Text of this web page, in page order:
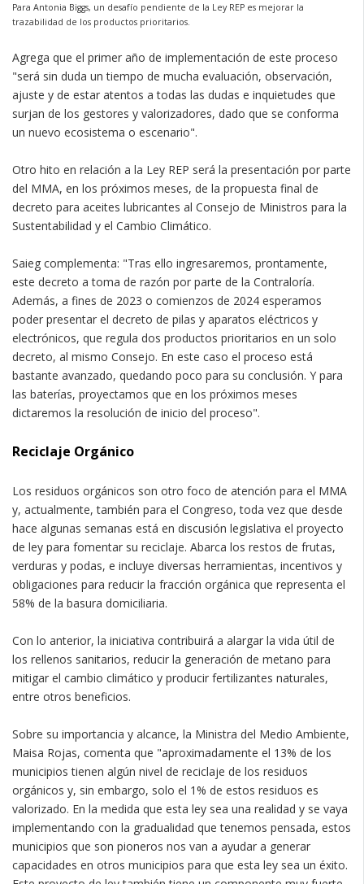
Para Antonia Biggs, un desafío pendiente de la Ley REP es mejorar la
trazabilidad de los productos prioritarios.
Agrega que el primer año de implementación de este proceso
"será sin duda un tiempo de mucha evaluación, observación,
ajuste y de estar atentos a todas las dudas e inquietudes que
surjan de los gestores y valorizadores, dado que se conforma
un nuevo ecosistema o escenario".
Otro hito en relación a la Ley REP será la presentación por parte
del MMA, en los próximos meses, de la propuesta final de
decreto para aceites lubricantes al Consejo de Ministros para la
Sustentabilidad y el Cambio Climático.
Saieg complementa: "Tras ello ingresaremos, prontamente,
este decreto a toma de razón por parte de la Contraloría.
Además, a fines de 2023 o comienzos de 2024 esperamos
poder presentar el decreto de pilas y aparatos eléctricos y
electrónicos, que regula dos productos prioritarios en un solo
decreto, al mismo Consejo. En este caso el proceso está
bastante avanzado, quedando poco para su conclusión. Y para
las baterías, proyectamos que en los próximos meses
dictaremos la resolución de inicio del proceso".
Reciclaje Orgánico
Los residuos orgánicos son otro foco de atención para el MMA
y, actualmente, también para el Congreso, toda vez que desde
hace algunas semanas está en discusión legislativa el proyecto
de ley para fomentar su reciclaje. Abarca los restos de frutas,
verduras y podas, e incluye diversas herramientas, incentivos y
obligaciones para reducir la fracción orgánica que representa el
58% de la basura domiciliaria.
Con lo anterior, la iniciativa contribuirá a alargar la vida útil de
los rellenos sanitarios, reducir la generación de metano para
mitigar el cambio climático y producir fertilizantes naturales,
entre otros beneficios.
Sobre su importancia y alcance, la Ministra del Medio Ambiente,
Maisa Rojas, comenta que "aproximadamente el 13% de los
municipios tienen algún nivel de reciclaje de los residuos
orgánicos y, sin embargo, solo el 1% de estos residuos es
valorizado. En la medida que esta ley sea una realidad y se vaya
implementando con la gradualidad que tenemos pensada, estos
municipios que son pioneros nos van a ayudar a generar
capacidades en otros municipios para que esta ley sea un éxito.